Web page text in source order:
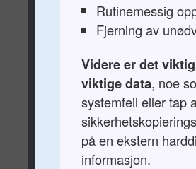
Rutinemessig
Fjerning av
Videre er det
viktige data, noe
systemfeil eller tap
på en ekstern
informasjon.